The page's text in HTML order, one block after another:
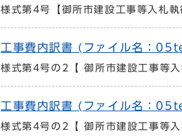
様式第4号【御所市建設工事等入札
工事費内訳書 (ファイル名：
様式第4号の2【 御所市建設工事等入
工事費内訳書 (ファイル名：
様式第4号の2【 御所市建設工事等入